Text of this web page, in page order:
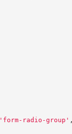
' form-radio-group '